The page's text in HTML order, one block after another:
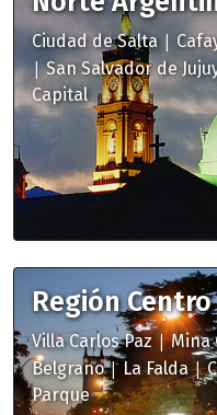
Ciudad de Salta|
|San Salvador de
Capital
Región Centro
Villa Carlos Paz|Mina
Belgrano| La Falda|
Parque